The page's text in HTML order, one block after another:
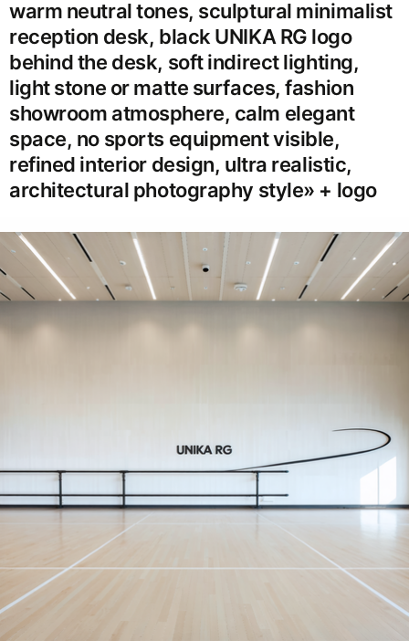
warm neutral tones, sculptural minimalist
reception desk, black UNIKA RG logo
behind the desk, soft indirect lighting,
light stone or matte surfaces, fashion
showroom atmosphere, calm elegant
space, no sports equipment visible,
refined interior design, ultra realistic,
architectural photography style» + logo